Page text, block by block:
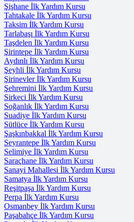
Şişhane İlk Yardım Kursu
Tahtakale İlk Yardım Kursu
Taksim İlk Yardım Kursu
Tarlabaşı İlk Yardım Kursu
Taşdelen İlk Yardım Kursu
Şirintepe İlk Yardım Kursu
Aydınlı İlk Yardım Kursu
Şeyhli İlk Yardım Kursu
Şirinevler İlk Yardım Kursu
Şehremini İlk Yardım Kursu
Sirkeci İlk Yardım Kursu
Soğanlık İlk Yardım Kursu
Suadiye İlk Yardım Kursu
Sütlüce İlk Yardım Kursu
Şaşkınbakkal İlk Yardım Kursu
Seyrantepe İlk Yardım Kursu
Selimiye İlk Yardım Kursu
Saraçhane İlk Yardım Kursu
Sanayi Mahallesi İlk Yardım Kursu
Samatya İlk Yardım Kursu
Reşitpaşa İlk Yardım Kursu
Perpa İlk Yardım Kursu
Osmanbey İlk Yardım Kursu
Paşabahçe İlk Yardım Kursu